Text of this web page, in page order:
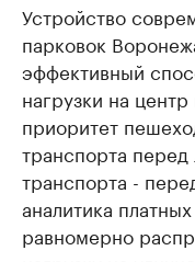
Устройство
парковок
эффективный
нагрузки на
приоритет
транспорта
транспорта -
аналитика
равномерно